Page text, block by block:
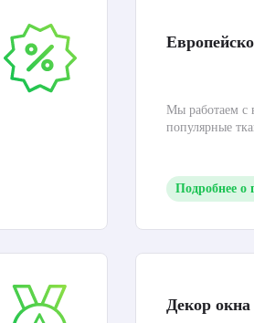
Мы работаем с
популярные
Подробнее о
Декор